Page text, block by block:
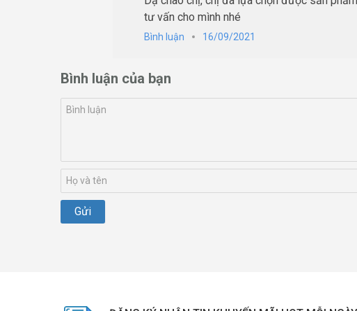
tư vấn cho mình nhé
Bình luận 16/09/2021
Bình luận của bạn